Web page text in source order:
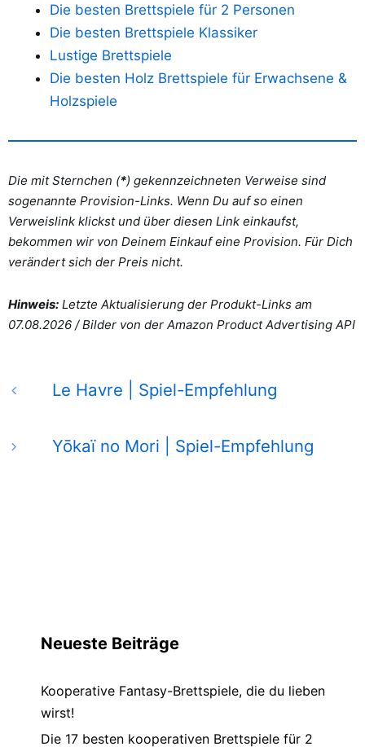
Die besten Brettspiele für 2 Personen
Die besten Brettspiele Klassiker
Lustige Brettspiele
Die besten Holz Brettspiele für Erwachsene &
Holzspiele
Die mit Sternchen (*) gekennzeichneten Verweise sind
sogenannte Provision-Links. Wenn Du auf so einen
Verweislink klickst und über diesen Link einkaufst,
bekommen wir von Deinem Einkauf eine Provision. Für Dich
verändert sich der Preis nicht.
Hinweis: Letzte Aktualisierung der Produkt-Links am
07.08.2026 /Bilder von der Amazon Product Advertising API
Le Havre | Spiel-Empfehlung
Yōkaï no Mori | Spiel-Empfehlung
Neueste Beiträge
Kooperative Fantasy-Brettspiele, die du lieben
wirst!
Die 17 besten kooperativen Brettspiele für 2